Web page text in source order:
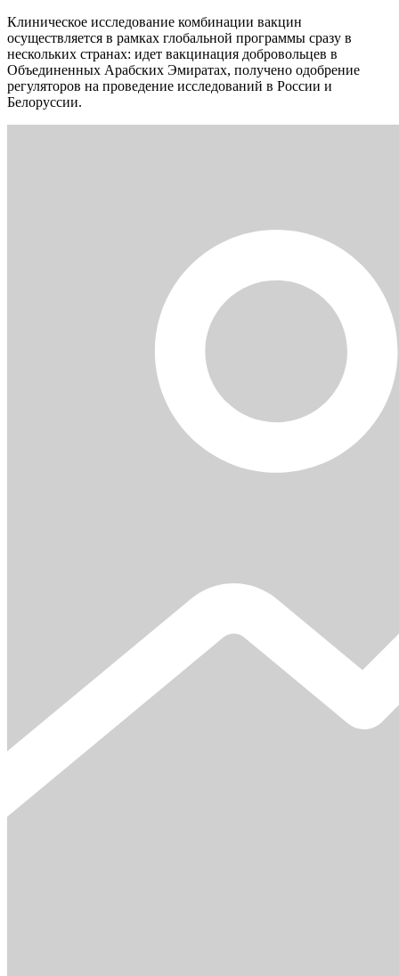
Клиническое исследование комбинации вакцин
осуществляется в рамках глобальной программы сразу в
нескольких странах: идет вакцинация добровольцев в
Объединенных Арабских Эмиратах, получено одобрение
регуляторов на проведение исследований в России и
Белоруссии.